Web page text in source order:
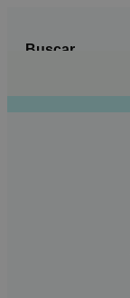
Buscar